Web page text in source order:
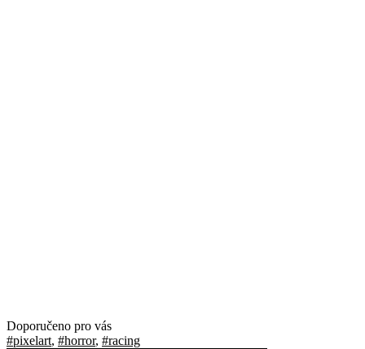
Doporučeno pro vás
#pixelart, #horror, #racing